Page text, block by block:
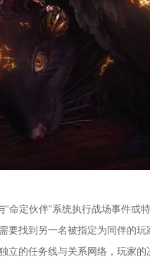
命定伙伴”系统执行战场事件
要找到另一名被指定为同伴的玩
立的任务线与关系网络，玩家的